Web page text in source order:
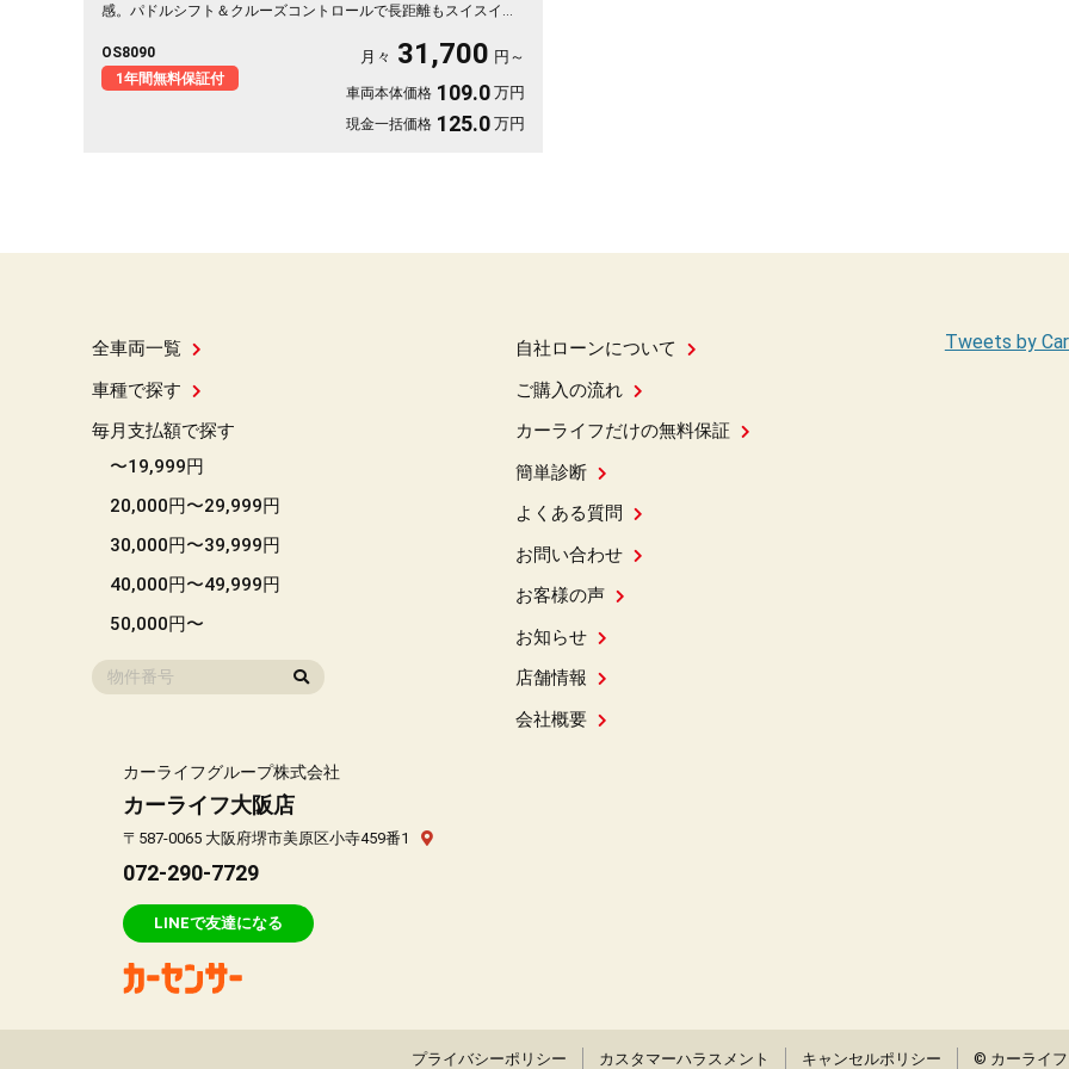
感。パドルシフト＆クルーズコントロールで長距離もスイスイ快
末はキャンプや遠出へ、平日は毎日の相棒に。走る楽しさを取り
戻せる一台です💫 迷ってる方こそ乗ってほしい《1年保証付》👍
OS8090
1年間無料保証付
月々 31,700 円～
車両本体価格 109.0 万円
現金一括価格 125.0 万円
全車両一覧
車種で探す
毎月支払額で探す
〜19,999円
20,000円〜29,999円
30,000円〜39,999円
40,000円〜49,999円
50,000円〜
自社ローンについて
ご購入の流れ
カーライフだけの無料保証
簡単診断
よくある質問
お問い合わせ
お客様の声
お知らせ
店舗情報
会社概要
Tweets by
カーライフグループ株式会社
カーライフ大阪店
〒587-0065 大阪府堺市美原区小寺459番1
072-290-7729
LINEで友達になる
プライバシーポリシー カスタマーハラスメント キャンセルポリシー © カーライ